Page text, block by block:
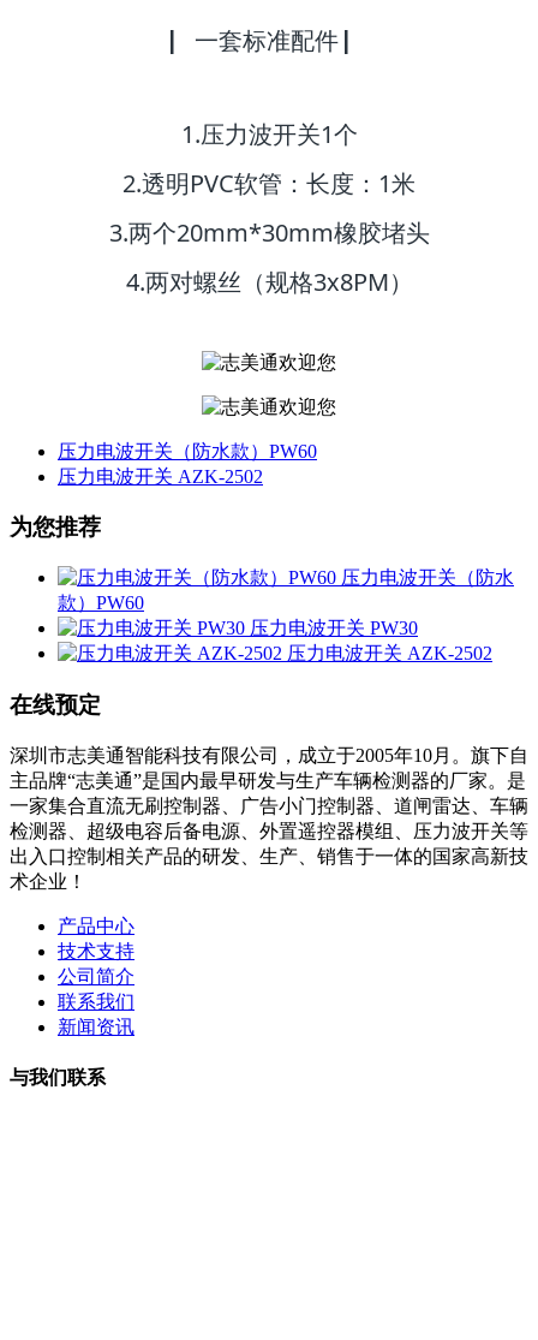
▏一套标准配件 ▏
1.压力波开关1个
2.透明PVC软管：长度：1米
3.两个20mm*30mm橡胶堵头
4.两对螺丝（规格3x8PM）
压力电波开关（防水款）PW60
压力电波开关 AZK-2502
为您推荐
压力电波开关（防水
款）PW60
压力电波开关 PW30
压力电波开关 AZK-2502
在线预定
深圳市志美通智能科技有限公司，成立于2005年10月。旗下自
主品牌“志美通”是国内最早研发与生产车辆检测器的厂家。是
一家集合直流无刷控制器、广告小门控制器、道闸雷达、车辆
检测器、超级电容后备电源、外置遥控器模组、压力波开关等
出入口控制相关产品的研发、生产、销售于一体的国家高新技
术企业！
产品中心
技术支持
公司简介
联系我们
新闻资讯
与我们联系